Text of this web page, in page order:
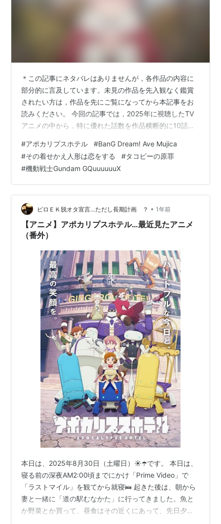
＊この記事にネタバレはありませんが，各作品の内容に
部分的に言及しています。未見の作品を先入観なく鑑賞
されたい方は，作品を先にご覧になってから本記事をお
読みください。 今回の記事では，2025年に視聴したTV
アニメの中から，特に優れた話数を作品横断的に10話選
ー記事も併せてご覧いただければ幸いである。 それぞれ
のタイトルは，水色＝冬アニメ，桃色＝春アニメ，赤色
＝夏アニメ，茶色＝秋アニメのように色分けしてある。
10位：『メダリスト』 第5話 「score05 名港杯 初級女子
FS（後）」より引用 ©︎つるまいかだ・講談社／メダリス
ト製作委員会 【…
#アポカリプスホテル #BanG Dream! Ave Mujica
#その着せかえ人形は恋をする #タコピーの原罪
#機動戦士Gundam GQuuuuuuX
ピロＥＫ脱オタ宣言…ただし長期計画 ？ • 1年前
【アニメ】アポカリプスホテル…最近見たアニメ
（番外）
本日は、2025年8月30日（土曜日）☀️☂️です。 本日は、
寝る前の深夜AM2:00頃までにかけ「Prime Video」で
「ラストマイル」を観てから就寝🛌 起きた後は、朝から
妻と一緒に「道の駅むなかた」に行ってきました。魚と
か野菜とか買って、昼食はその近くにあって、先日夕方